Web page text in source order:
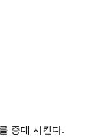
증대 시킨다.